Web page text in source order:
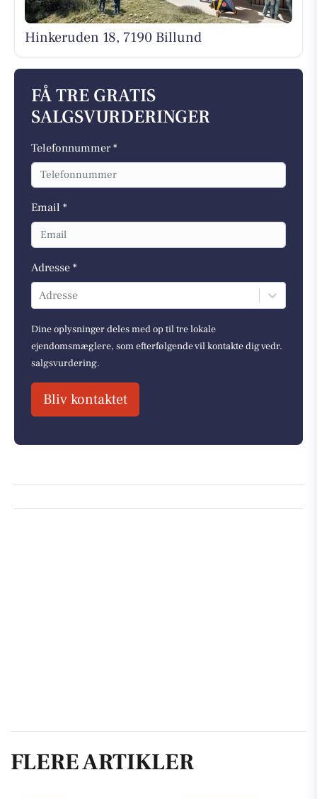
Hinkeruden 18, 7190 Billund
FÅ TRE GRATIS
SALGSVURDERINGER
Telefonnummer *
Email *
Adresse *
Adresse
Dine oplysninger deles med op til tre lokale
ejendomsmæglere, som efterfølgende vil kontakte dig vedr.
salgsvurdering.
Bliv kontaktet
FLERE ARTIKLER